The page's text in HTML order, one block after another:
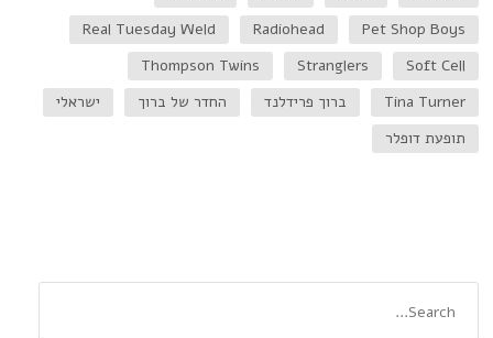
Pet Shop Boys
Radiohead
Real Tuesday Weld
Soft Cell
Stranglers
Thompson Twins
Tina Turner
ברוך פרידלנד החדר של ברוך
ישראלי
תופעת דופלר